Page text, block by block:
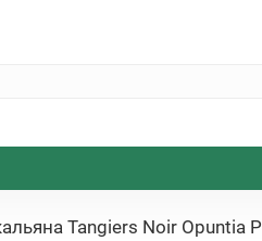
Tangiers Noir Opuntia